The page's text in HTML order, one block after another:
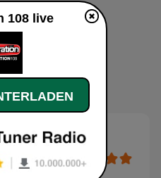
108 live